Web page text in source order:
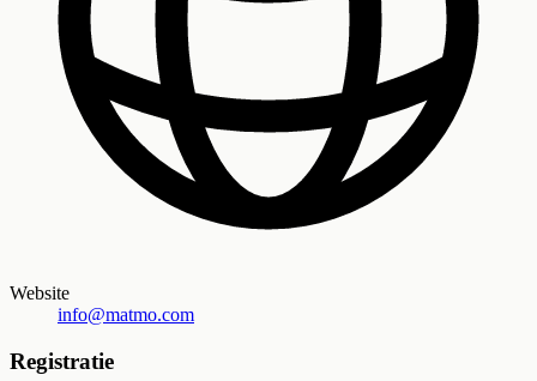
Website
info@matmo.com
Registratie